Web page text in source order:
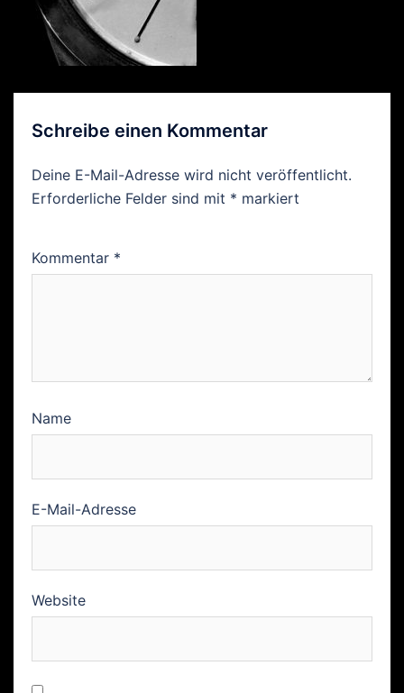
Schreibe einen Kommentar
Deine E-Mail-Adresse wird nicht veröffentlicht.
Erforderliche Felder sind mit * markiert
Kommentar *
Name
E-Mail-Adresse
Website